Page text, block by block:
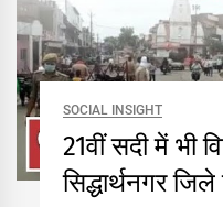
SOCIAL INSIGHT
21वीं सदी में भी
सिद्धार्थनगर